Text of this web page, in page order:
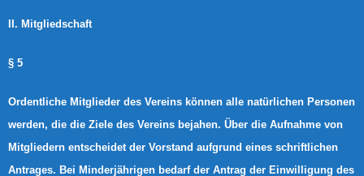
II. Mitgliedschaft
§ 5
Ordentliche Mitglieder des Vereins können alle natürlichen Personen
werden, die die Ziele des Vereins bejahen. Über die Aufnahme von
Mitgliedern entscheidet der Vorstand aufgrund eines schriftlichen
Antrages. Bei Minderjährigen bedarf der Antrag der Einwilligung des